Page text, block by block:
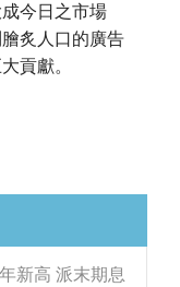
今日之市場
炙人口的廣告
貢獻。
新高 派末期息